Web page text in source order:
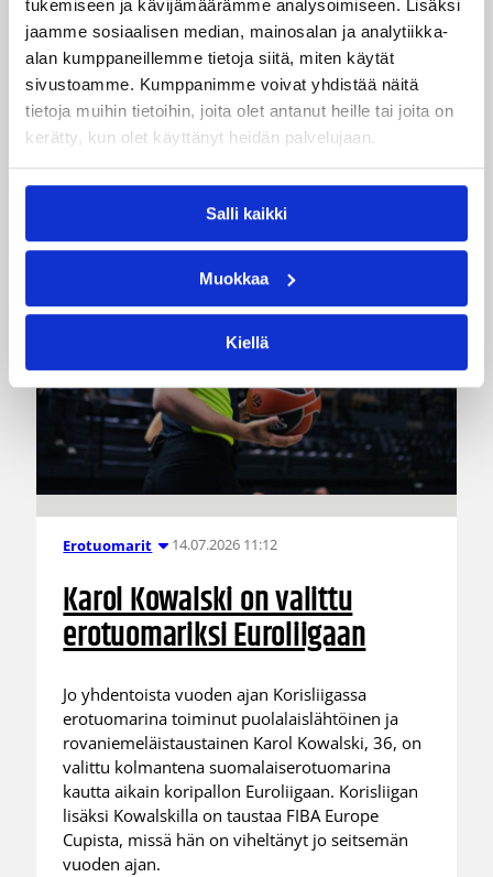
tukemiseen ja kävijämäärämme analysoimiseen. Lisäksi
jaamme sosiaalisen median, mainosalan ja analytiikka-
alan kumppaneillemme tietoja siitä, miten käytät
sivustoamme. Kumppanimme voivat yhdistää näitä
tietoja muihin tietoihin, joita olet antanut heille tai joita on
kerätty, kun olet käyttänyt heidän palvelujaan.
Salli kaikki
Muokkaa
Kiellä
tason 2 erotuomareina noin vuoden ajan.
Koulutuksen aikana kouluttajat arvioivat
nostetaanko erotuomari tasolle 3. Tason
nostoon vaaditaan valmius toimia tason 3
peleissä ja sääntökokeen suorittaminen
hyväksytysti.
Erotuomarit 14.07.2026 11:12
Karol Kowalski on valittu
erotuomariksi Euroliigaan
Jo yhdentoista vuoden ajan Korisliigassa
erotuomarina toiminut puolalaislähtöinen ja
rovaniemeläistaustainen Karol Kowalski, 36, on
valittu kolmantena suomalaiserotuomarina
kautta aikain koripallon Euroliigaan. Korisliigan
lisäksi Kowalskilla on taustaa FIBA Europe
Cupista, missä hän on viheltänyt jo seitsemän
vuoden ajan.